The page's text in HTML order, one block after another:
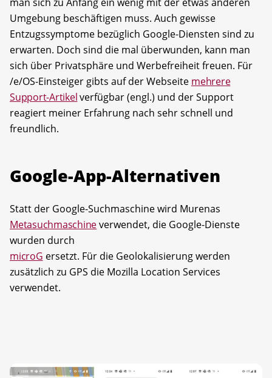
Umgebung beschäftigen muss. Auch gewisse
Entzugssymptome bezüglich Google-Diensten sind zu
erwarten. Doch sind die mal überwunden, kann man
sich über Privatsphäre und Werbefreiheit freuen. Für
/e/OS-Einsteiger gibts auf der Webseite mehrere
Support-Artikelverfügbar (engl.) und der Support
reagiert meiner Erfahrung nach sehr schnell und
freundlich.
Google-App-Alternativen
Statt der Google-Suchmaschine wird Murenas
Metasuchmaschineverwendet, die Google-Dienste
wurden durch
microG ersetzt. Für die Geolokalisierung werden
zusätzlich zu GPS die Mozilla Location Services
verwendet.